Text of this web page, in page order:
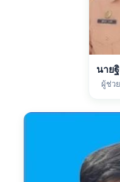
นาย
ผู้ช่ว